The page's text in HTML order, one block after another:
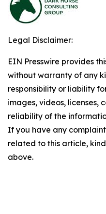
Legal Disclaimer:
EIN Presswire provides
without warranty of any
responsibility or liability
images, videos, licenses,
reliability of the
If you have any
related to this article,
above.